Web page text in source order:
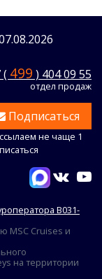
( 499 ) 404 09 55
отдел продаж
Подписаться
не чаще 1
В031-
MSC Cruises и
на территории